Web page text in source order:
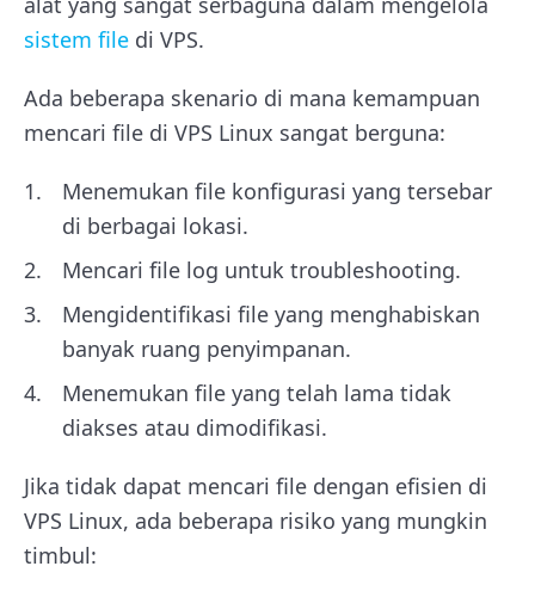
sistem file di VPS.
Ada beberapa skenario di mana kemampuan
mencari file di VPS Linux sangat berguna:
Menemukan file konfigurasi yang tersebar
di berbagai lokasi.
Mencari file log untuk troubleshooting.
Mengidentifikasi file yang menghabiskan
banyak ruang penyimpanan.
Menemukan file yang telah lama tidak
diakses atau dimodifikasi.
Jika tidak dapat mencari file dengan efisien di
VPS Linux, ada beberapa risiko yang mungkin
timbul: